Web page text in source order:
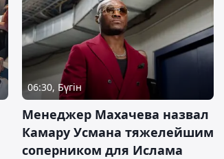
06:30, Бүгін
Менеджер Махачева назвал
Камару Усмана тяжелейшим
соперником для Ислама